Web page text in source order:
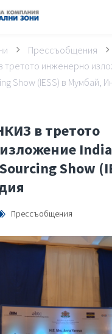
Прессъобщения
третото инженерно
Show (IESS) в Мумбай,
в третото
India
Show
Прессъобщения